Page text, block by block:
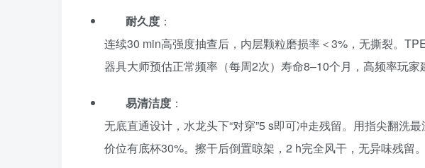
耐久度 ：
连续30 min高强度抽查后，内层颗粒磨损率＜3%，无撕裂。
器具大师预估正常频率（每周2次）寿命8–10个月，高频率玩家
易清洁度 ：
无底直通设计，水龙头下“对穿”5 s即可冲走残留。用指尖翻洗
价位有底杯30%。擦干后倒置晾架，2 h完全风干，无异味残留。